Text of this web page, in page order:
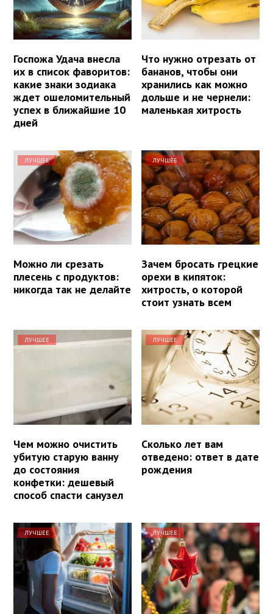
Госпожа Удача внесла
их в список фаворитов:
какие знаки зодиака
ждет ошеломительный
успех в ближайшие 10
дней
Что нужно отрезать от
бананов, чтобы они
хранились как можно
дольше и не чернели:
маленькая хитрость
ЛУЧШЕЕ
Можно ли срезать
плесень с продуктов:
никогда так не делайте
ЛУЧШЕЕ
Зачем бросать грецкие
орехи в кипяток:
хитрость, о которой
стоит узнать всем
ЛУЧШЕЕ
Чем можно очистить
убитую старую ванну
до состояния
конфетки: дешевый
способ спасти санузел
ЛУЧШЕЕ
Сколько лет вам
отведено: ответ в дате
рождения
ЛУЧШЕЕ ЛУЧШЕЕ